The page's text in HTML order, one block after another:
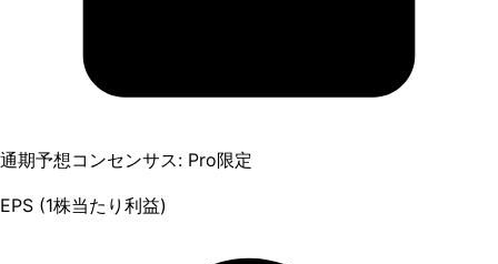
通期予想コンセンサス: Pro限定
EPS (1株当たり利益)